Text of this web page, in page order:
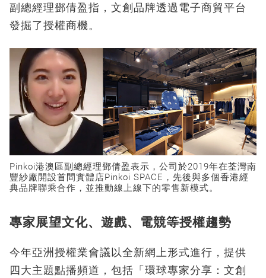
副總經理鄧倩盈指，文創品牌透過電子商貿平台
發掘了授權商機。
Pinkoi港澳區副總經理鄧倩盈表示，公司於2019年在荃灣南
豐紗廠開設首間實體店Pinkoi SPACE，先後與多個香港經
典品牌聯乘合作，並推動線上線下的零售新模式。
專家展望文化、遊戲、電競等授權趨勢
今年亞洲授權業會議以全新網上形式進行，提供
四大主題點播頻道，包括「環球專家分享：文創